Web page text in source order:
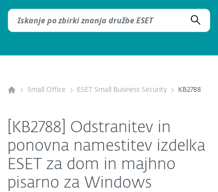
Small Office ESET Small Business Security KB2788
[KB2788] Odstranitev in
ponovna namestitev izdelka
ESET za dom in majhno
pisarno za Windows